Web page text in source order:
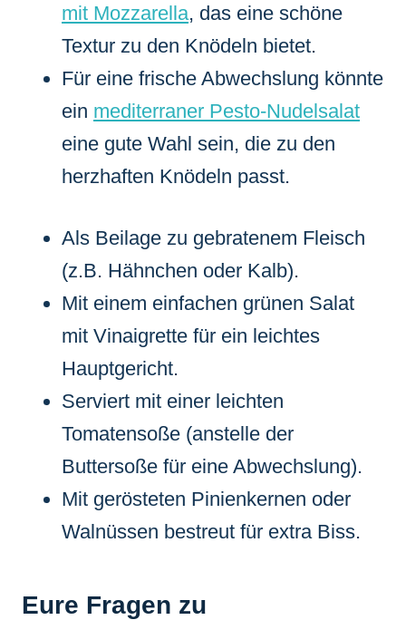
mit Mozzarella, das eine schöne
Textur zu den Knödeln bietet.
Für eine frische Abwechslung könnte
ein mediterraner Pesto-Nudelsalat
eine gute Wahl sein, die zu den
herzhaften Knödeln passt.
Als Beilage zu gebratenem Fleisch
(z.B. Hähnchen oder Kalb).
Mit einem einfachen grünen Salat
mit Vinaigrette für ein leichtes
Hauptgericht.
Serviert mit einer leichten
Tomatensoße (anstelle der
Buttersoße für eine Abwechslung).
Mit gerösteten Pinienkernen oder
Walnüssen bestreut für extra Biss.
Eure Fragen zu